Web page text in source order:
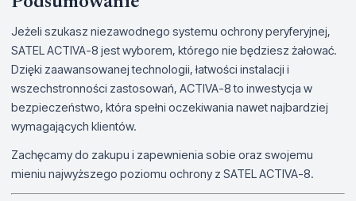
Jeżeli szukasz niezawodnego systemu ochrony peryferyjnej,
SATEL ACTIVA-8 jest wyborem, którego nie będziesz żałować.
Dzięki zaawansowanej technologii, łatwości instalacji i
wszechstronności zastosowań, ACTIVA-8 to inwestycja w
bezpieczeństwo, która spełni oczekiwania nawet najbardziej
wymagających klientów.
Zachęcamy do zakupu i zapewnienia sobie oraz swojemu
mieniu najwyższego poziomu ochrony z SATEL ACTIVA-8.